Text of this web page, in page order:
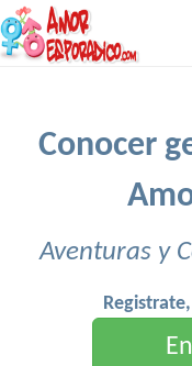
Conocer
Aventuras y